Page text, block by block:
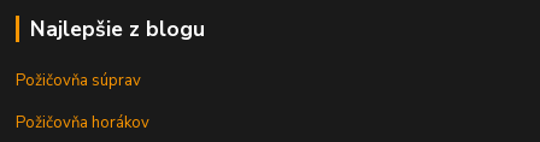
Najlepšie z blogu
Požičovňa súprav
Požičovňa horákov